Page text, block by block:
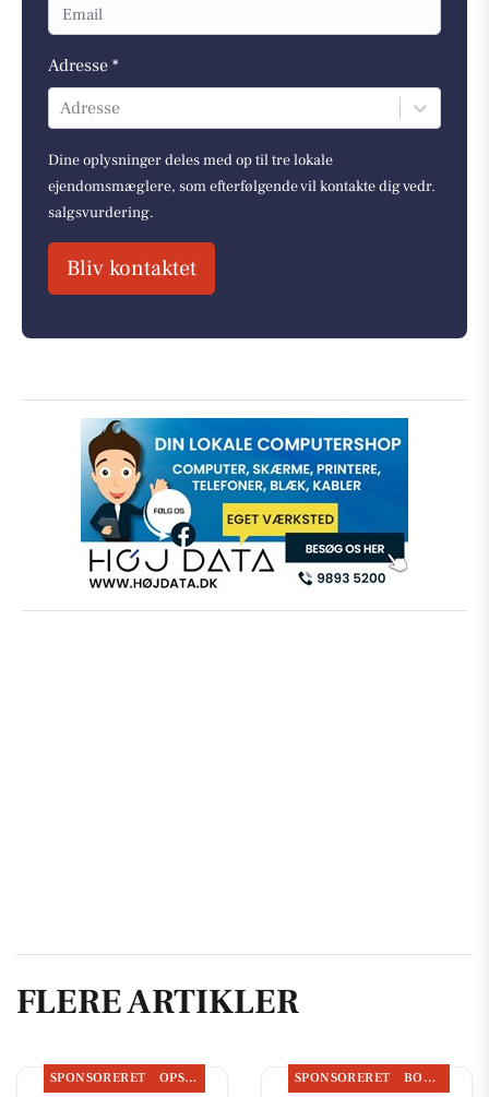
Adresse *
Adresse
Dine oplysninger deles med op til tre lokale
ejendomsmæglere, som efterfølgende vil kontakte dig vedr.
salgsvurdering.
Bliv kontaktet
FLERE ARTIKLER
SPONSORERET OPSLAGSTAVLEN SPONSORERET BOLIGMARKED